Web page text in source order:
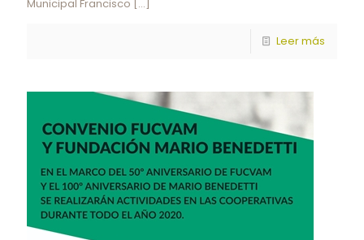
Municipal Francisco […]
Leer más